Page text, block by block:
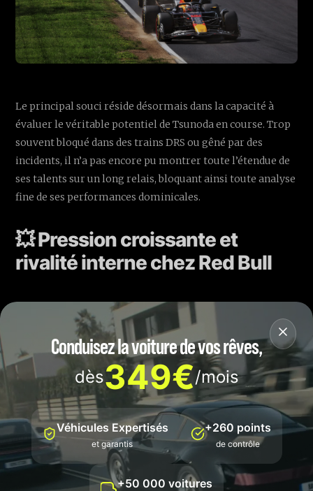
Le principal souci réside désormais dans la capacité à
évaluer le véritable potentiel de Tsunoda en course. Trop
souvent bloqué dans des trains DRS ou gêné par des
incidents, il n’a pas encore pu montrer toute l’étendue de
ses talents sur un long relais, bloquant ainsi toute analyse
fine de ses performances dominicales.
💥 Pression croissante et
rivalité interne chez Red Bull
Conduisez la voiture de vos rêves,
dès349€/mois
Véhicules Expertisés
et garantis
+260 points
de contrôle
+50 000 voitures